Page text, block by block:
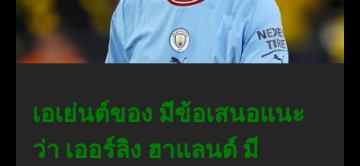
เอเย่นต์ของ มีข้อเสนอแนะ
ว่า เออร์ลิง ฮาแลนด์ มี